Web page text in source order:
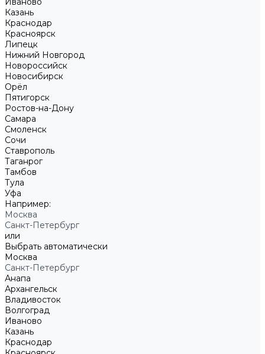
Казань
Краснодар
Красноярск
Липецк
Нижний Новгород
Новороссийск
Новосибирск
Орёл
Пятигорск
Ростов-на-Дону
Самара
Смоленск
Сочи
Ставрополь
Таганрог
Тамбов
Тула
Уфа
Например:
Москва
Санкт-Петербург
или
Выбрать автоматически
Москва
Санкт-Петербург
Анапа
Архангельск
Владивосток
Волгоград
Иваново
Казань
Краснодар